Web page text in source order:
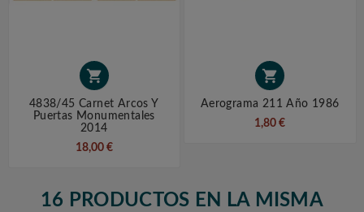

4838/45 Carnet Arcos Y
Puertas Monumentales
2014
18,00 €

Aerograma 211 Año 1986
1,80 €
16 PRODUCTOS EN LA MISMA